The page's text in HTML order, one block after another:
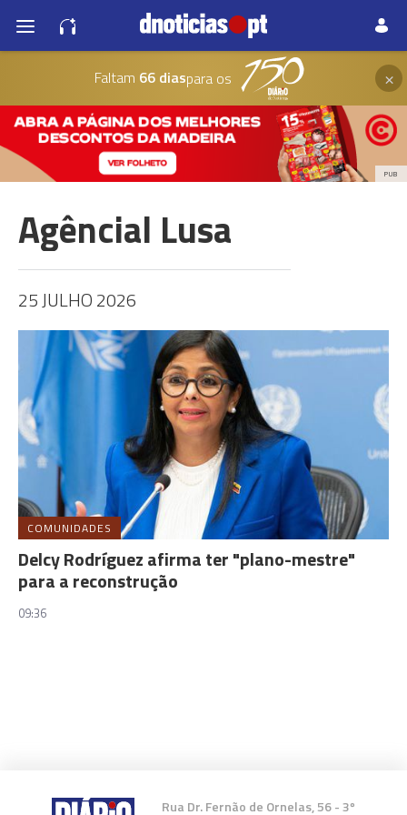
Faltam 66 diaspara os ×
PUB
Agêncial Lusa
25 JULHO 2026
COMUNIDADES
Delcy Rodríguez afirma ter "plano-mestre"
para a reconstrução
09:36
Rua Dr. Fernão de Ornelas, 56 - 3º